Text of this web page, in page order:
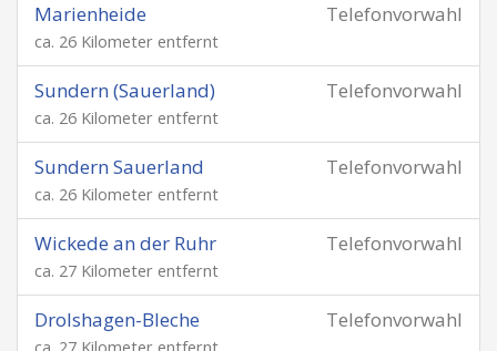
Telefonvorwahl
Marienheide
ca. 26 Kilometer entfernt
Telefonvorwahl
Sundern (Sauerland)
ca. 26 Kilometer entfernt
Telefonvorwahl
Sundern Sauerland
ca. 26 Kilometer entfernt
Telefonvorwahl
Wickede an der Ruhr
ca. 27 Kilometer entfernt
Telefonvorwahl
Drolshagen-Bleche